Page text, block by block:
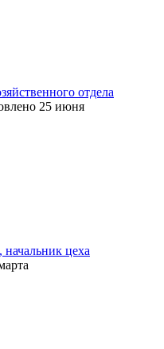
отдела
25 июня
цеха